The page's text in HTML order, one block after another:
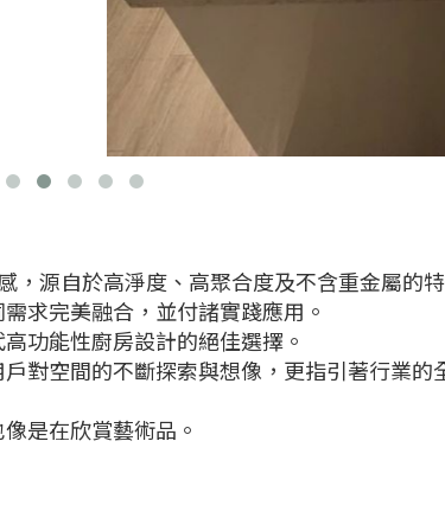
源自於高淨度、高聚合度及不含重金屬的特
求完美融合，並付諸實踐應用。
功能性廚房設計的絕佳選擇。
對空間的不斷探索與想像，更指引著行業的
是在欣賞藝術品。